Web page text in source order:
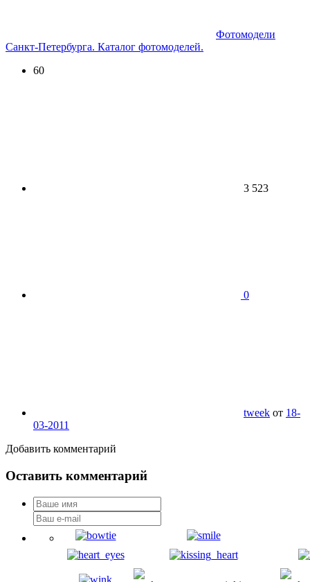
Фотомодели
Санкт-Петербурга. Каталог фотомоделей.
60
3 523
0
tweek от 18-
03-2011
Добавить комментарий
Оставить комментарий